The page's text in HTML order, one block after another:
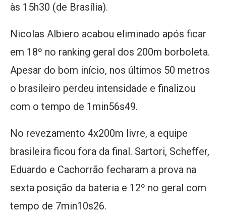
às 15h30 (de Brasília).
Nicolas Albiero acabou eliminado após ficar
em 18º no ranking geral dos 200m borboleta.
Apesar do bom início, nos últimos 50 metros
o brasileiro perdeu intensidade e finalizou
com o tempo de 1min56s49.
No revezamento 4x200m livre, a equipe
brasileira ficou fora da final. Sartori, Scheffer,
Eduardo e Cachorrão fecharam a prova na
sexta posição da bateria e 12º no geral com
tempo de 7min10s26.